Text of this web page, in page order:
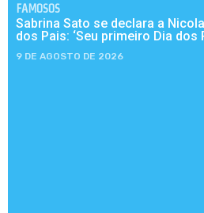
FAMOSOS
Sabrina Sato se declara a
dos Pais: ‘Seu primeiro Dia dos
9 DE AGOSTO DE 2026